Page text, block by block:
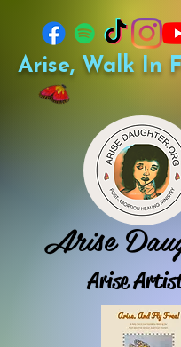
Arise
Arise
Arise, Walk In